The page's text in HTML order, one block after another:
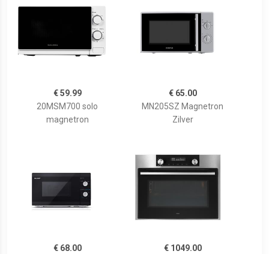
€ 59.99
20MSM700 solo
magnetron
€ 65.00
MN205SZ Magnetron
Zilver
€ 68.00
€ 1049.00